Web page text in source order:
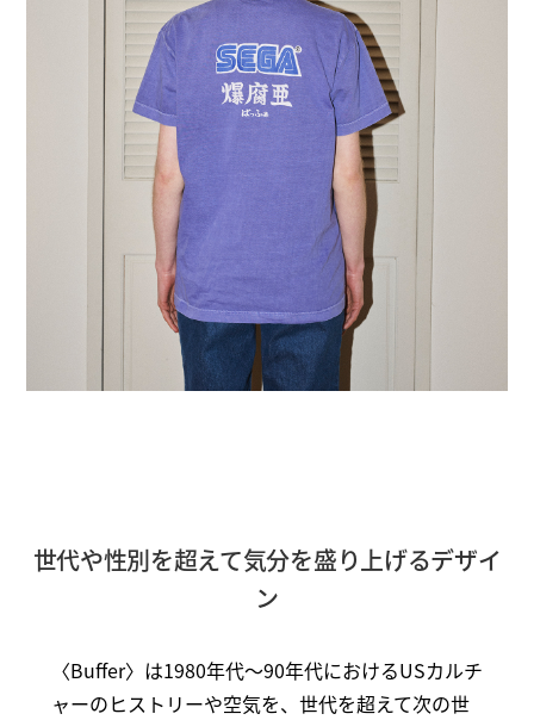
世代や性別を超えて気分を盛り上げるデザイ
ン
〈Buffer〉は1980年代～90年代におけるUSカルチ
ャーのヒストリーや空気を、世代を超えて次の世